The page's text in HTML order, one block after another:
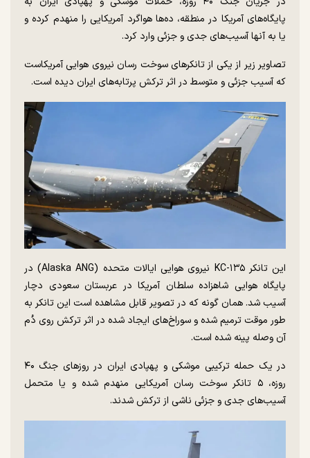
پایگاه‌های آمریکا در منطقه، ده‌ها هواگرد آمریکایی را منهدم کرده و
یا به آنها آسیب‌های جدی و جزئی وارد کرد.
تصاویر زیر از یکی از تانکر‌های سوخت رسان نیروی هوایی آمریکاست
که آسیب جزئی و متوسط در اثر ترکش پرتابه‌های ایران دیده است.
این تانکر KC-۱۳۵ نیروی هوایی ایالات متحده (Alaska ANG) در
پایگاه هوایی شاهزاده سلطان آمریکا در عربستان سعودی دچار
آسیب شد. همان گونه که در تصویر قابل مشاهده است این تانکر به
طور موقت ترمیم شده و سوراخ‌های ایجاد شده در اثر ترکش روی دُم
آن وصله پینه شده است.
در یک حمله ترکیبی موشکی و پهپادی ایران در روز‌های جنگ ۴۰
روزه، ۵ تانکر سوخت رسان آمریکایی منهدم شده و یا متحمل
آسیب‌های جدی و جزئی ناشی از ترکش شدند.